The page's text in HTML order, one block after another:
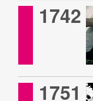
1742
1751